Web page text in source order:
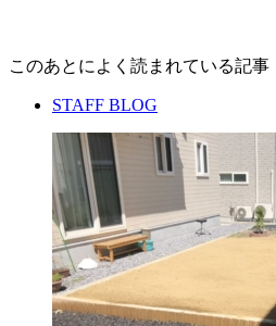
このあとによく読まれている記事
STAFF BLOG